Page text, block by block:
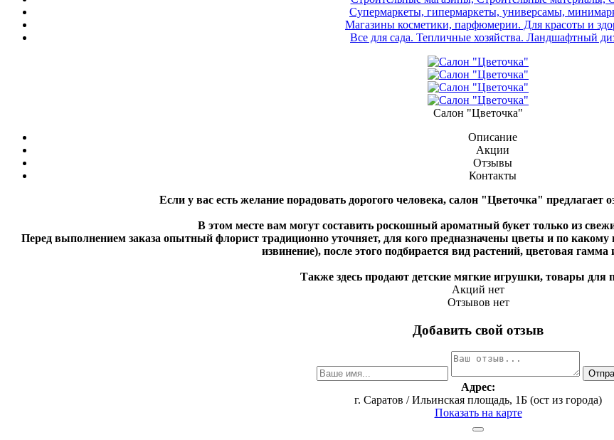
Супермаркеты, гипермаркеты, универсамы,
Магазины косметики, парфюмерии. Для красоты и
Все для сада. Тепличные хозяйства. Ландшафтный
Салон "Цветочка"
Описание
Акции
Отзывы
Контакты
Если у вас есть желание порадовать дорогого человека, салон "Цветочка" предлагает
В этом месте вам могут составить роскошный ароматный букет только из
Перед выполнением заказа опытный флорист традиционно уточняет, для кого предназначены цветы и по
извинение), после этого подбирается вид растений, цветовая гамма
Также здесь продают детские мягкие игрушки, товары для
Акций нет
Отзывов нет
Добавить свой отзыв
Адрес:
г. Саратов / Ильинская площадь, 1Б (ост из города)
Показать на карте